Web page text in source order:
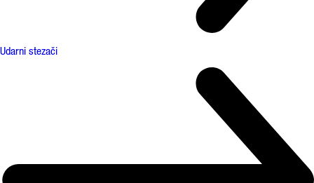
Udarni stezači